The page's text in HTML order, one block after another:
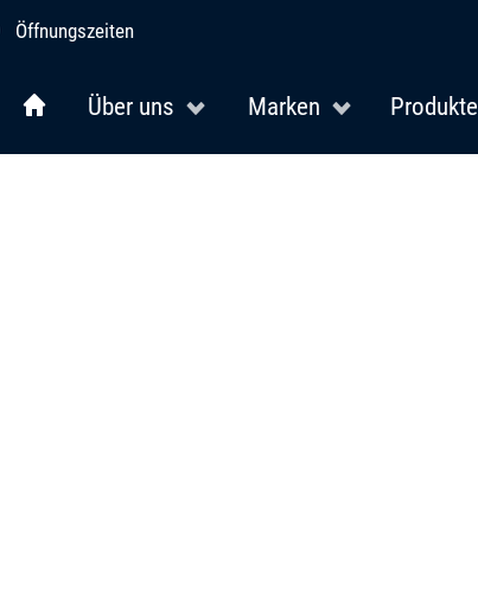
Öffnungszeiten
Über uns Marken Produkte